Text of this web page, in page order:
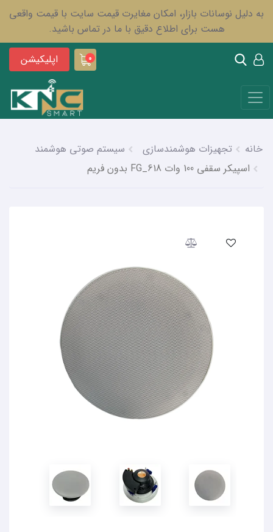
به دلیل نوسانات بازار، امکان مغایرت قیمت سایت با قیمت واقعی
هست برای اطلاع دقیق با ما در تماس باشید.
0 اپلیکیشن
خانه تجهیزات هوشمندسازی
سیستم صوتی هوشمند
اسپیکر سقفی 100 وات FG_618 بدون فریم